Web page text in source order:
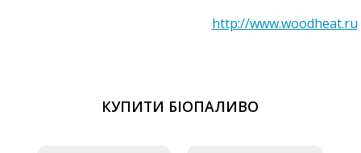
http://www.woodheat.ru
КУПИТИ БІОПАЛИВО